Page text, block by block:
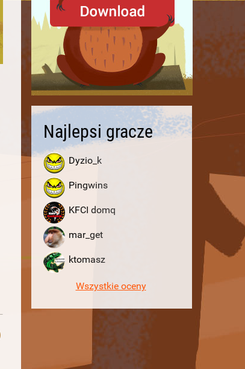
Najlepsi gracze
Dyzio_k
Pingwins
KFCI domq
mar_get
ktomasz
Wszystkie oceny